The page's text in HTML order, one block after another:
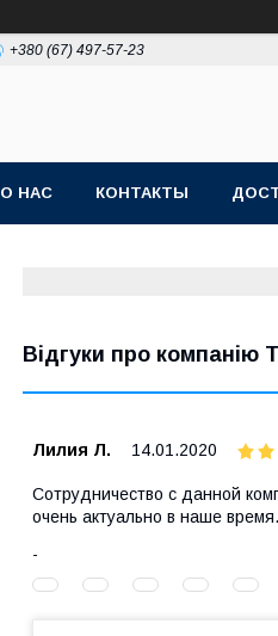
+380 (67) 497-57-23
О НАС КОНТАКТЫ
Відгуки про
Лилия Л. 14.01.2020
Сотрудничество с данной
очень актуально в наше